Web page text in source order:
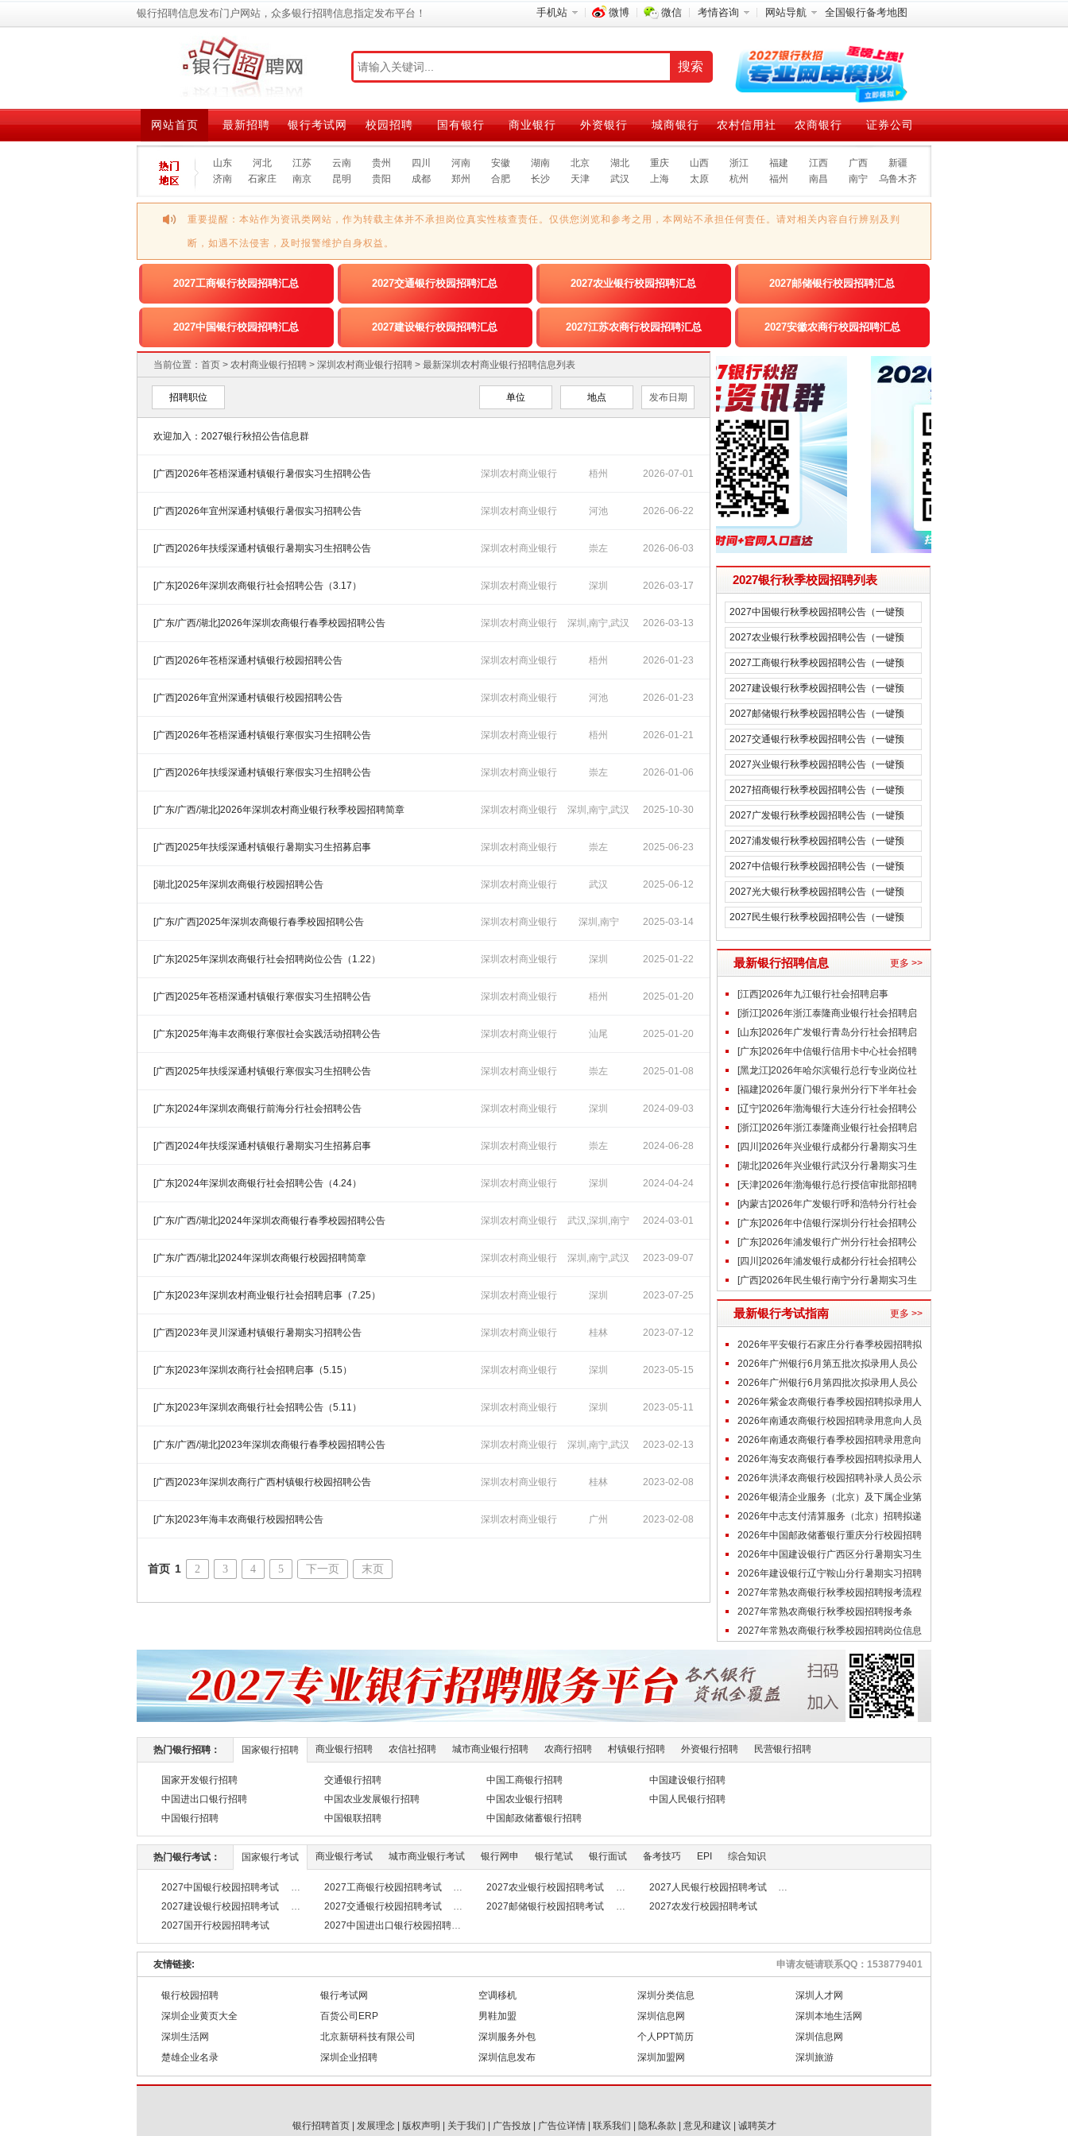
手机站 微博 微信 考情咨询 网站导航 全国银行备考地图
银行招聘信息发布门户网站，众多银行招聘信息指定发布平台！
网站首页 最新招聘 银行考试网 校园招聘 国有银行 商业银行 外资银行 城商银行 农村信用社 农商银行 证券公司
山东 河北 江苏 云南 贵州 四川 河南 安徽 湖南 北京 湖北 重庆 山西 浙江 福建 江西 广西
新疆
济南
石家庄 南京 昆明 贵阳 成都 郑州 合肥 长沙 天津 武汉 上海 太原 杭州 福州 南昌 南宁 乌鲁木齐
重要提醒：本站作为资讯类网站，作为转载主体并不承担岗位真实性核查责任。仅供您浏览和参考之用，本网站不承担任何责任。请对相关内容自行辨别及判
断，如遇不法侵害，及时报警维护自身权益。
2027工商银行校园招聘汇总 2027交通银行校园招聘汇总 2027农业银行校园招聘汇总 2027邮储银行校园招聘汇总
2027中国银行校园招聘汇总 2027建设银行校园招聘汇总 2027江苏农商行校园招聘汇总 2027安徽农商行校园招聘汇总
当前位置： 首页 > 农村商业银行招聘 > 深圳农村商业银行招聘 > 最新深圳农村商业银行招聘信息列表
招聘职位 单位 地点 发布日期
欢迎加入：2027银行秋招公告信息群
[广西]2026年苍梧深通村镇银行暑假实习生招聘公告 深圳农村商业银行
招聘
梧州 2026-07-01
09:43:35
[广西]2026年宜州深通村镇银行暑假实习招聘公告 深圳农村商业银行
招聘
河池 2026-06-22
11:36:47
[广西]2026年扶绥深通村镇银行暑期实习生招聘公告 深圳农村商业银行
招聘
崇左 2026-06-03
09:56:41
[广东]2026年深圳农商银行社会招聘公告（3.17） 深圳农村商业银行
招聘
深圳 2026-03-17
17:23:38
[广东/广西/湖北]2026年深圳农商银行春季校园招聘公告 深圳农村商业银行
招聘
深圳,南宁,武汉 2026-03-13
11:26:05
[广西]2026年苍梧深通村镇银行校园招聘公告 深圳农村商业银行
招聘
梧州 2026-01-23
14:39:44
[广西]2026年宜州深通村镇银行校园招聘公告 深圳农村商业银行
招聘
河池 2026-01-23
14:34:17
[广西]2026年苍梧深通村镇银行寒假实习生招聘公告 深圳农村商业银行
招聘
梧州 2026-01-21
16:49:02
[广西]2026年扶绥深通村镇银行寒假实习生招聘公告 深圳农村商业银行
招聘
崇左 2026-01-06
11:35:40
[广东/广西/湖北]2026年深圳农村商业银行秋季校园招聘简章 深圳农村商业银行
招聘
深圳,南宁,武汉 2025-10-30
17:01:12
[广西]2025年扶绥深通村镇银行暑期实习生招募启事 深圳农村商业银行
招聘
崇左 2025-06-23
13:52:07
[湖北]2025年深圳农商银行校园招聘公告 深圳农村商业银行
招聘
武汉 2025-06-12
16:03:44
[广东/广西]2025年深圳农商银行春季校园招聘公告 深圳农村商业银行
招聘
深圳,南宁 2025-03-14
18:16:27
[广东]2025年深圳农商银行社会招聘岗位公告（1.22） 深圳农村商业银行
招聘
深圳 2025-01-22
15:45:08
[广西]2025年苍梧深通村镇银行寒假实习生招聘公告 深圳农村商业银行
招聘
梧州 2025-01-20
10:12:00
[广东]2025年海丰农商银行寒假社会实践活动招聘公告 深圳农村商业银行
招聘
汕尾 2025-01-20
09:41:26
[广西]2025年扶绥深通村镇银行寒假实习生招聘公告 深圳农村商业银行
招聘
崇左 2025-01-08
10:22:56
[广东]2024年深圳农商银行前海分行社会招聘公告 深圳农村商业银行
招聘
深圳 2024-09-03
11:12:49
[广西]2024年扶绥深通村镇银行暑期实习生招募启事 深圳农村商业银行
招聘
崇左 2024-06-28
17:03:08
[广东]2024年深圳农商银行社会招聘公告（4.24） 深圳农村商业银行
招聘
深圳 2024-04-24
14:59:30
[广东/广西/湖北]2024年深圳农商银行春季校园招聘公告 深圳农村商业银行
招聘
武汉,深圳,南宁 2024-03-01
09:39:36
[广东/广西/湖北]2024年深圳农商银行校园招聘简章 深圳农村商业银行
招聘
深圳,南宁,武汉 2023-09-07
18:13:54
[广东]2023年深圳农村商业银行社会招聘启事（7.25） 深圳农村商业银行
招聘
深圳 2023-07-25
09:14:05
[广西]2023年灵川深通村镇银行暑期实习招聘公告 深圳农村商业银行
招聘
桂林 2023-07-12
10:21:01
[广东]2023年深圳农商行社会招聘启事（5.15） 深圳农村商业银行
招聘
深圳 2023-05-15
17:19:55
[广东]2023年深圳农商银行社会招聘公告（5.11） 深圳农村商业银行
招聘
深圳 2023-05-11
16:53:13
[广东/广西/湖北]2023年深圳农商银行春季校园招聘公告 深圳农村商业银行
招聘
深圳,南宁,武汉 2023-02-13
19:33:27
[广西]2023年深圳农商行广西村镇银行校园招聘公告 深圳农村商业银行
招聘
桂林 2023-02-08
17:27:52
[广东]2023年海丰农商银行校园招聘公告 深圳农村商业银行 广州 2023-02-08
首页 1 2 3 4 5 下一页 末页
2027银行秋季校园招聘列表
2027中国银行秋季校园招聘公告（一键预
约）
2027农业银行秋季校园招聘公告（一键预
约）
2027工商银行秋季校园招聘公告（一键预
约）
2027建设银行秋季校园招聘公告（一键预
约）
2027邮储银行秋季校园招聘公告（一键预
约）
2027交通银行秋季校园招聘公告（一键预
约）
2027兴业银行秋季校园招聘公告（一键预
约）
2027招商银行秋季校园招聘公告（一键预
约）
2027广发银行秋季校园招聘公告（一键预
约）
2027浦发银行秋季校园招聘公告（一键预
约）
2027中信银行秋季校园招聘公告（一键预
约）
2027光大银行秋季校园招聘公告（一键预
约）
2027民生银行秋季校园招聘公告（一键预
最新银行招聘信息 更多 >>
[江西]2026年九江银行社会招聘启事
（6.30）
[浙江]2026年浙江泰隆商业银行社会招聘启
事（6.30）
[山东]2026年广发银行青岛分行社会招聘启
事（6.30）
[广东]2026年中信银行信用卡中心社会招聘
启事（6.30）
[黑龙江]2026年哈尔滨银行总行专业岗位社
会招聘公告
[福建]2026年厦门银行泉州分行下半年社会
招聘公告（6.30）
[辽宁]2026年渤海银行大连分行社会招聘公
告（6.30）
[浙江]2026年浙江泰隆商业银行社会招聘启
事（6.29）
[四川]2026年兴业银行成都分行暑期实习生
招聘公告（6.29）
[湖北]2026年兴业银行武汉分行暑期实习生
招聘公告（6.29）
[天津]2026年渤海银行总行授信审批部招聘
公告（6.29）
[内蒙古]2026年广发银行呼和浩特分行社会
招聘启事（6.29）
[广东]2026年中信银行深圳分行社会招聘公
告（6.29）
[广东]2026年浦发银行广州分行社会招聘公
告（6.29）
[四川]2026年浦发银行成都分行社会招聘公
告（6.29）
[广西]2026年民生银行南宁分行暑期实习生
招聘公告（6.29）
最新银行考试指南 更多 >>
2026年平安银行石家庄分行春季校园招聘拟
录用通知
2026年广州银行6月第五批次拟录用人员公
示
2026年广州银行6月第四批次拟录用人员公
示
2026年紫金农商银行春季校园招聘拟录用人
员名单公示
2026年南通农商银行校园招聘录用意向人员
第八批次公示
2026年南通农商银行春季校园招聘录用意向
人员第四批次公示
2026年海安农商银行春季校园招聘拟录用人
员公示（6.30）
2026年洪泽农商银行校园招聘补录人员公示
（6.30）
2026年银清企业服务（北京）及下属企业第
二批拟招聘人员公示
2026年中志支付清算服务（北京）招聘拟递
补录用人员公示
2026年中国邮政储蓄银行重庆分行校园招聘
拟录用人选公示
2026年中国建设银行广西区分行暑期实习生
招聘面试确认通知
2026年建设银行辽宁鞍山分行暑期实习招聘
面试通知
2027年常熟农商银行秋季校园招聘报考流程
（参考去年）
2027年常熟农商银行秋季校园招聘报考条
件：本科起保考
2027年常熟农商银行秋季校园招聘岗位信息
热门银行招聘： 国家银行招聘 商业银行招聘 农信社招聘 城市商业银行招聘 农商行招聘 村镇银行招聘 外资银行招聘 民营银行招聘
国家开发银行招聘 交通银行招聘 中国工商银行招聘
中国建设银行招聘
中国进出口银行招聘
中国农业发展银行招聘 中国农业银行招聘
中国人民银行招聘
中国银行招聘
中国银联招聘 中国邮政储蓄银行招聘
热门银行考试： 国家银行考试 商业银行考试 城市商业银行考试 银行网申 银行笔试 银行面试 备考技巧 EPI 综合知识
2027中国银行校园招聘考试 2027工商银行校园招聘考试 2027农业银行校园招聘考试
2027人民银行校园招聘考试
2027建设银行校园招聘考试
2027交通银行校园招聘考试 2027邮储银行校园招聘考试
2027农发行校园招聘考试
2027国开行校园招聘考试
2027中国进出口银行校园招聘考试
友情链接: 申请友链请联系QQ：1538779401
银行校园招聘 银行考试网 空调移机 深圳分类信息
深圳人才网
深圳企业黄页大全
百货公司ERP 男鞋加盟 深圳信息网
深圳本地生活网
深圳生活网
北京新研科技有限公司 深圳服务外包 个人PPT简历
深圳信息网
楚雄企业名录
深圳企业招聘 深圳信息发布 深圳加盟网 深圳旅游
银行招聘首页| 发展理念| 版权声明 关于我们 广告投放| 广告位详情| 联系我们 隐私条款 意见和建议 诚聘英才